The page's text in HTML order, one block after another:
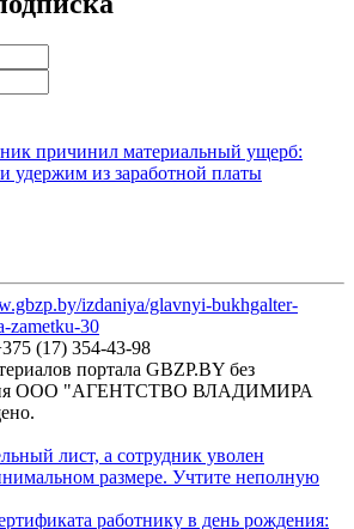
причинил материальный ущерб:
удержим из заработной платы
izdaniya/glavnyi-bukhgalter-
zametku-30
(17) 354-43-98
портала GBZP.BY без
OOO "АГЕНТСТВО ВЛАДИМИРА
лист, а сотрудник уволен
размере. Учтите неполную
работнику в день рождения: